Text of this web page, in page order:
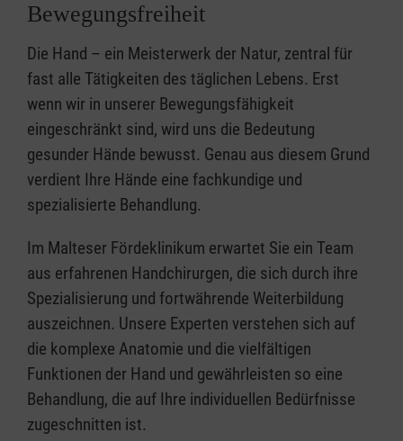
Bewegungsfreiheit
Die Hand – ein Meisterwerk der Natur, zentral für
fast alle Tätigkeiten des täglichen Lebens. Erst
wenn wir in unserer Bewegungsfähigkeit
eingeschränkt sind, wird uns die Bedeutung
gesunder Hände bewusst. Genau aus diesem Grund
verdient Ihre Hände eine fachkundige und
spezialisierte Behandlung.
Im Malteser Fördeklinikum erwartet Sie ein Team
aus erfahrenen Handchirurgen, die sich durch ihre
Spezialisierung und fortwährende Weiterbildung
auszeichnen. Unsere Experten verstehen sich auf
die komplexe Anatomie und die vielfältigen
Funktionen der Hand und gewährleisten so eine
Behandlung, die auf Ihre individuellen Bedürfnisse
zugeschnitten ist.